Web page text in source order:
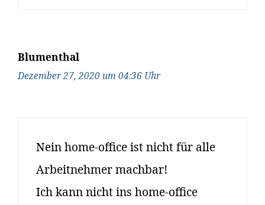
Blumenthal
Dezember 27, 2020 um 04:36 Uhr
Nein home-office ist nicht für alle
Arbeitnehmer machbar!
Ich kann nicht ins home-office